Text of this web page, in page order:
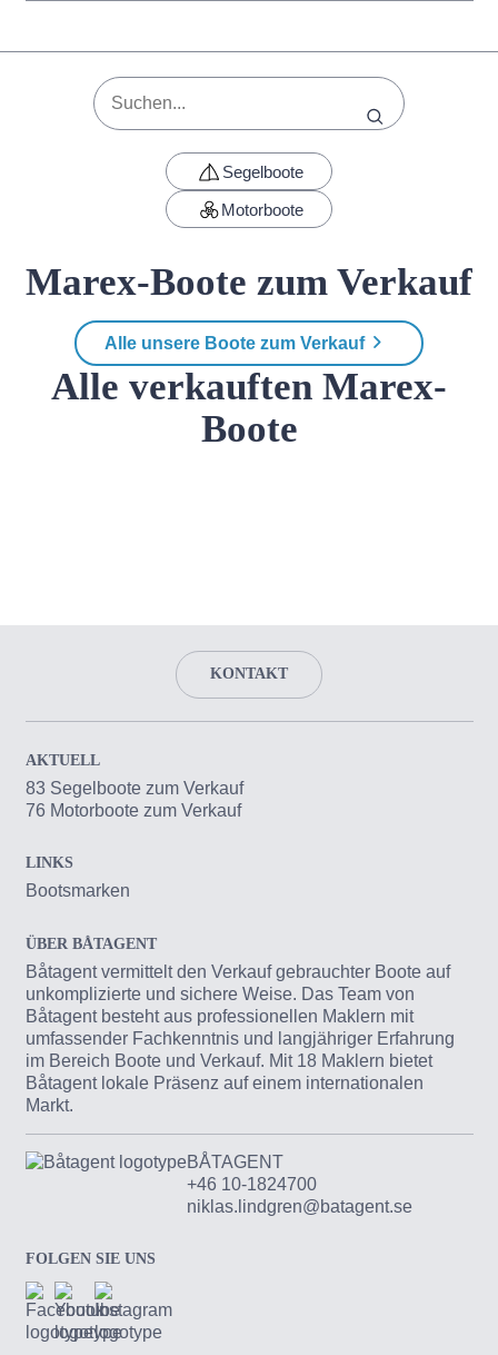
Segelboote
Motorboote
Marex-Boote zum Verkauf
Alle unsere Boote zum Verkauf
Alle verkauften Marex-
Boote
KONTAKT
AKTUELL
83 Segelboote zum Verkauf
76 Motorboote zum Verkauf
LINKS
Bootsmarken
ÜBER BÅTAGENT
Båtagent vermittelt den Verkauf gebrauchter Boote auf
unkomplizierte und sichere Weise. Das Team von
Båtagent besteht aus professionellen Maklern mit
umfassender Fachkenntnis und langjähriger Erfahrung
im Bereich Boote und Verkauf. Mit 18 Maklern bietet
Båtagent lokale Präsenz auf einem internationalen
Markt.
BÅTAGENT
+46 10-1824700
niklas.lindgren@batagent.se
FOLGEN SIE UNS